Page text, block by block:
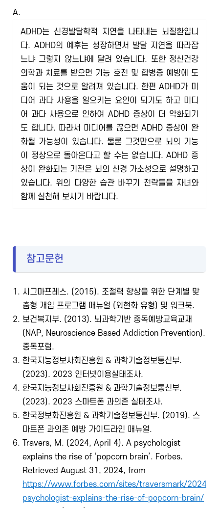
A.
ADHD는 신경발달학적 지연을 나타내는 뇌질환입니
다. ADHD의 예후는 성장하면서 발달 지연을 따라잡
느냐 그렇지 않느냐에 달려 있습니다. 또한 정신건강
의학과 치료를 받으면 기능 호전 및 합병증 예방에 도
움이 되는 것으로 알려져 있습니다. 한편 ADHD가 미
디어 과다 사용을 일으키는 요인이 되기도 하고 미디
어 과다 사용으로 인하여 ADHD 증상이 더 악화되기
도 합니다. 따라서 미디어를 끊으면 ADHD 증상이 완
화될 가능성이 있습니다. 물론 그것만으로 뇌의 기능
이 정상으로 돌아온다고 할 수는 없습니다. ADHD 증
상이 완화되는 기전은 뇌의 신경 가소성으로 설명하고
있습니다. 위의 다양한 습관 바꾸기 전략들을 자녀와
함께 실천해 보시기 바랍니다.
참고문헌
1. 시그마프레스. (2015). 조절력 향상을 위한 단계별 맞
춤형 개입 프로그램 매뉴얼 (외현화 유형) 및 워크북.
2. 보건복지부. (2013). 뇌과학기반 중독예방교육교재
(NAP, Neuroscience Based Addiction Prevention).
중독포럼.
3. 한국지능정보사회진흥원 & 과학기술정보통신부.
(2023). 2023 인터넷이용실태조사.
4. 한국지능정보사회진흥원 & 과학기술정보통신부.
(2023). 2023 스마트폰 과의존 실태조사.
5. 한국정보화진흥원 & 과학기술정보통신부. (2019). 스
마트폰 과의존 예방 가이드라인 매뉴얼.
6. Travers, M. (2024, April 4). A psychologist
explains the rise of ‘popcorn brain’. Forbes.
Retrieved August 31, 2024, from
https://www.forbes.com/sites/traversmark/2024/
psychologist-explains-the-rise-of-popcorn-brain/